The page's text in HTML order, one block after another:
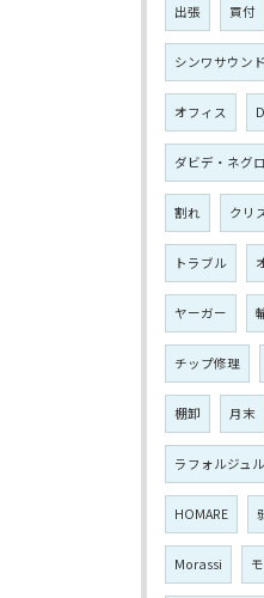
出張 買付
シンワサウン
オフィス
ダビデ・ネグ
割れ クリ
トラブル
ヤーガー
チップ修理
棚卸 月末
ラフォルジュ
HOMARE
Morassi